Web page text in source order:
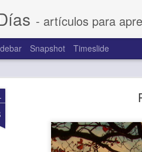
- artículos para
Snapshot Timeslide